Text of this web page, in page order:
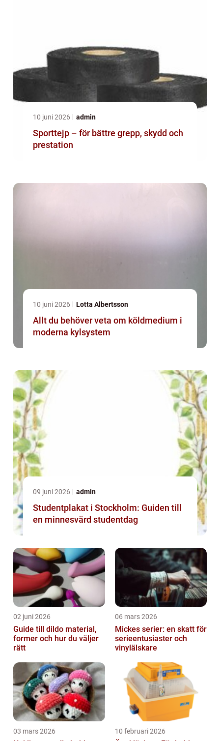
10 juni 2026 admin
Sporttejp – för bättre grepp, skydd och
prestation
10 juni 2026 Lotta Albertsson
Allt du behöver veta om köldmedium i
moderna kylsystem
09 juni 2026 admin
Studentplakat i Stockholm: Guiden till
en minnesvärd studentdag
02 juni 2026
Guide till dildo material,
former och hur du väljer
rätt
06 mars 2026
Mickes serier: en skatt för
serieentusiaster och
vinylälskare
03 mars 2026 10 februari 2026